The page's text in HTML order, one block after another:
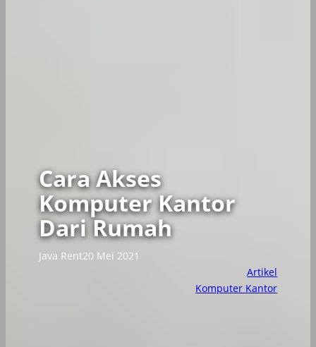
Cara Akses
Komputer Kantor
Dari Rumah
Java Rent20 Mei 2021
Artikel
Komputer Kantor